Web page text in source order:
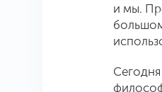
и мы.